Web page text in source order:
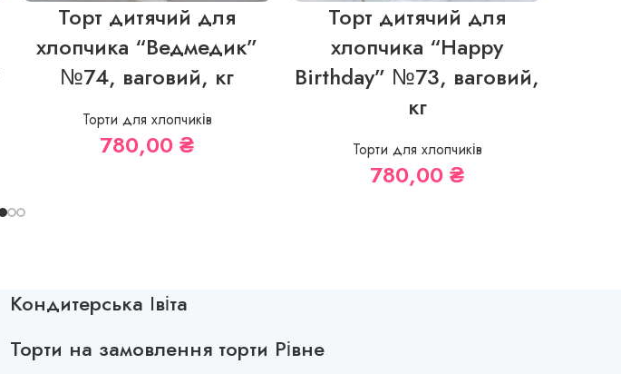
Торт дитячий для
хлопчика “Ведмедик”
№74, ваговий, кг
Торти для хлопчиків
780,00 ₴
Торт дитячий для
хлопчика “Happy
Birthday” №73, ваговий,
кг
Торти для хлопчиків
780,00 ₴
Кондитерська Івіта
Торти на замовлення торти Рівне